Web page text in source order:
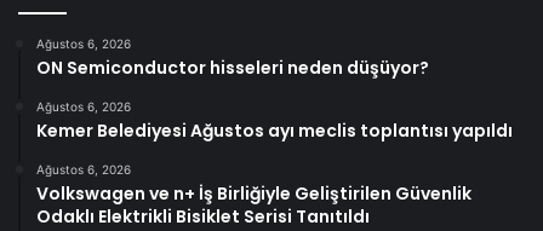
Ağustos 6, 2026
ON Semiconductor hisseleri neden düşüyor?
Ağustos 6, 2026
Kemer Belediyesi Ağustos ayı meclis toplantısı yapıldı
Ağustos 6, 2026
Volkswagen ve n+ İş Birliğiyle Geliştirilen Güvenlik
Odaklı Elektrikli Bisiklet Serisi Tanıtıldı